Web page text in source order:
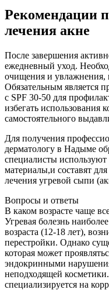
Рекомендации
лечения акне
После завершения
ежедневный уход.
очищения и увлажнения,
Обязательным является
с SPF 30-50 для
избегать использования
самостоятельного
Для получения
дерматологу в Надыме
специалисты
материалы,и составят
лечения угревой сыпи
Вопросы и ответы
В каком возрасте чаще
Угревая болезнь
возраста (12-18 лет),
перестройки. Однако
которая может
эндокринными
неподходящей
специализируется на